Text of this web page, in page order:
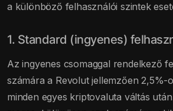
a különböző felhasználói szintek
1. Standard (ingyenes)
Az ingyenes csomaggal rendelkező
számára a Revolut jellemzően 2,5%-
minden egyes kriptovaluta váltás